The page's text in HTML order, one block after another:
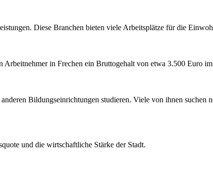
Diese Branchen bieten viele Arbeitsplätze für die
in Frechen ein Bruttogehalt von etwa 3.500 Euro
Bildungseinrichtungen studieren. Viele von ihnen suchen
und die wirtschaftliche Stärke der Stadt.